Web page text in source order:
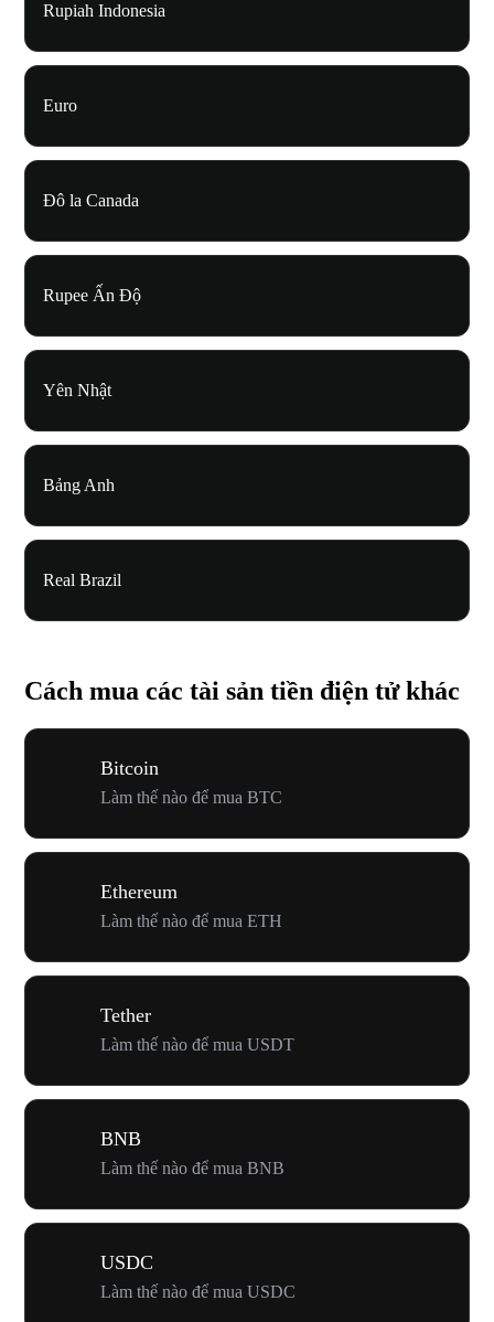
Rupiah Indonesia
Euro
Đô la Canada
Rupee Ấn Độ
Yên Nhật
Bảng Anh
Real Brazil
Cách mua các tài sản tiền điện tử khác
Bitcoin
Làm thế nào để mua BTC
Ethereum
Làm thế nào để mua ETH
Tether
Làm thế nào để mua USDT
BNB
Làm thế nào để mua BNB
USDC
Làm thế nào để mua USDC